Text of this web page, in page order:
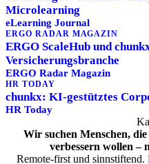
Microlearning
eLearning Journal
ERGO RADAR MAGAZIN
ERGO ScaleHub und
Versicherungsbranche
ERGO Radar Magazin
HR TODAY
chunkx: KI-gestütztes
HR Today
Wir suchen Menschen,
verbessern wollen –
Remote-first und